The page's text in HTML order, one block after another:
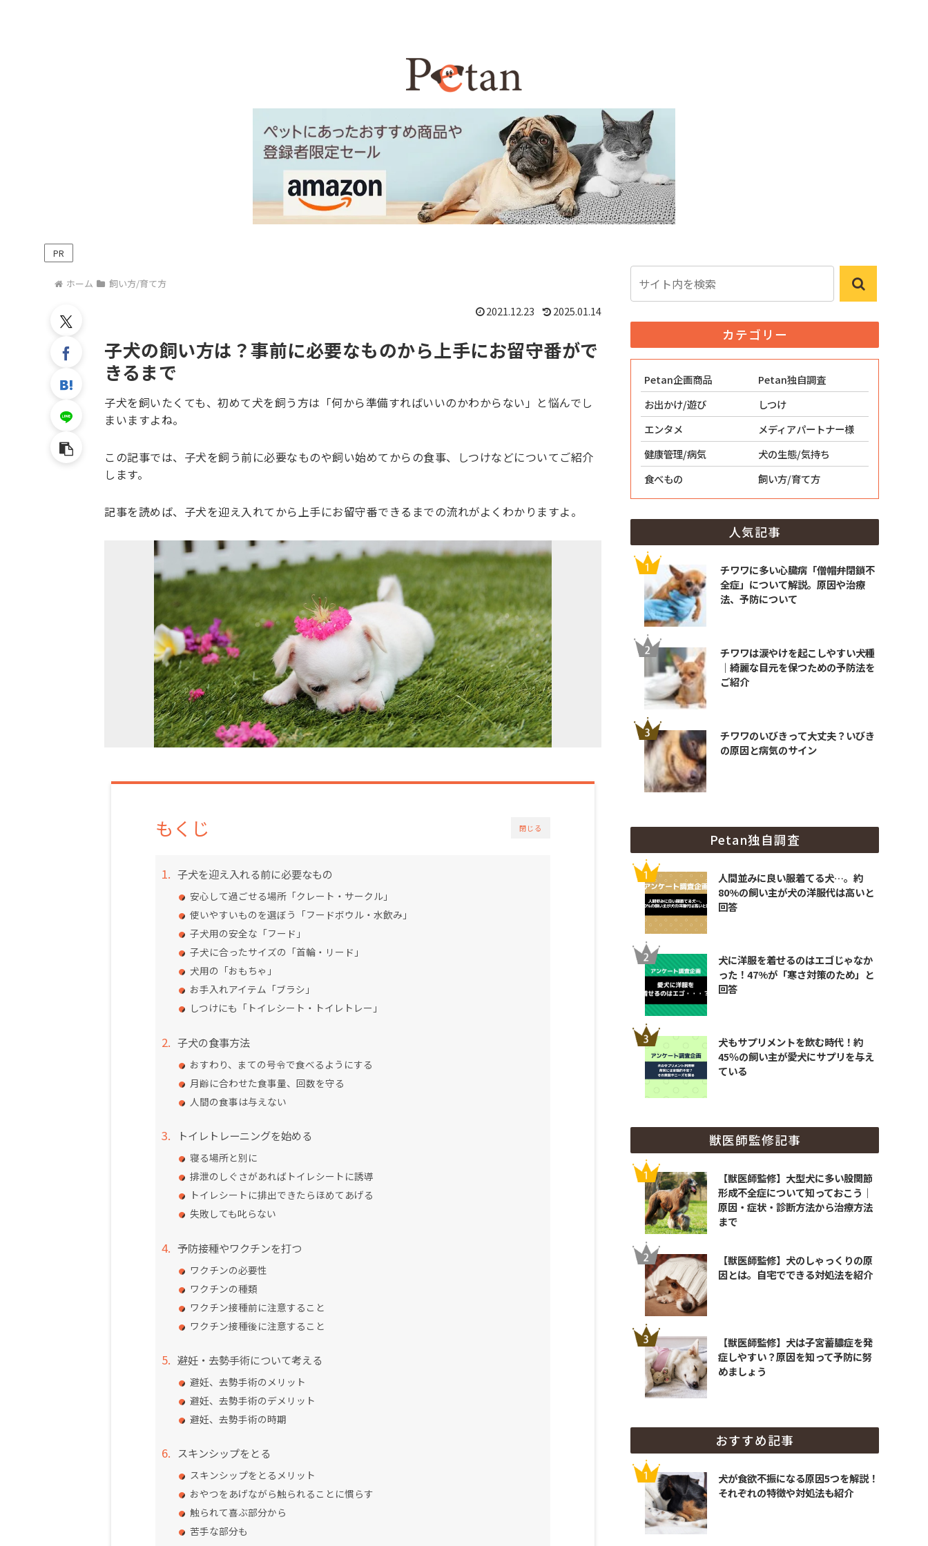
PR
ホーム 飼い方/育て方
子犬の飼い方は？事前に必要なものから上手にお留守番がで
きるまで
2021.12.23 2025.01.14
子犬を飼いたくても、初めて犬を飼う方は「何から準備すればいいのかわからない」と悩んでし
まいますよね。
この記事では、子犬を飼う前に必要なものや飼い始めてからの食事、しつけなどについてご紹介
します。
記事を読めば、子犬を迎え入れてから上手にお留守番できるまでの流れがよくわかりますよ。
閉じる
もくじ
子犬を迎え入れる前に必要なもの
安心して過ごせる場所「クレート・サークル」
使いやすいものを選ぼう「フードボウル・水飲み」
子犬用の安全な「フード」
子犬に合ったサイズの「首輪・リード」
犬用の「おもちゃ」
お手入れアイテム「ブラシ」
しつけにも「トイレシート・トイレトレー」
子犬の食事方法
おすわり、まての号令で食べるようにする
月齢に合わせた食事量、回数を守る
人間の食事は与えない
トイレトレーニングを始める
寝る場所と別に
排泄のしぐさがあればトイレシートに誘導
トイレシートに排出できたらほめてあげる
失敗しても叱らない
予防接種やワクチンを打つ
ワクチンの必要性
ワクチンの種類
ワクチン接種前に注意すること
ワクチン接種後に注意すること
避妊・去勢手術について考える
避妊、去勢手術のメリット
避妊、去勢手術のデメリット
避妊、去勢手術の時期
スキンシップをとる
スキンシップをとるメリット
おやつをあげながら触られることに慣らす
触られて喜ぶ部分から
苦手な部分も
カテゴリー
Petan企画商品
Petan独自調査
お出かけ/遊び
しつけ
エンタメ
メディアパートナー様
健康管理/病気
犬の生態/気持ち
食べもの
飼い方/育て方
人気記事
チワワに多い心臓病「僧帽弁閉鎖不
全症」について解説。原因や治療
法、予防について
チワワは涙やけを起こしやすい犬種
｜綺麗な目元を保つための予防法を
ご紹介
チワワのいびきって大丈夫？いびき
の原因と病気のサイン
Petan独自調査
人間並みに良い服着てる犬…。約
80%の飼い主が犬の洋服代は高いと
回答
犬に洋服を着せるのはエゴじゃなか
った！47%が「寒さ対策のため」と
回答
犬もサプリメントを飲む時代！約
45％の飼い主が愛犬にサプリを与え
ている
獣医師監修記事
【獣医師監修】大型犬に多い股関節
形成不全症について知っておこう｜
原因・症状・診断方法から治療方法
まで
【獣医師監修】犬のしゃっくりの原
因とは。自宅でできる対処法を紹介
【獣医師監修】犬は子宮蓄膿症を発
症しやすい？原因を知って予防に努
めましょう
おすすめ記事
犬が食欲不振になる原因5つを解説！
それぞれの特徴や対処法も紹介